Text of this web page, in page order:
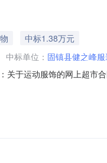
中标1.38万元
中标单位： 固镇县健之峰
于运动服饰的网上超市
要标的信息：主要标的名